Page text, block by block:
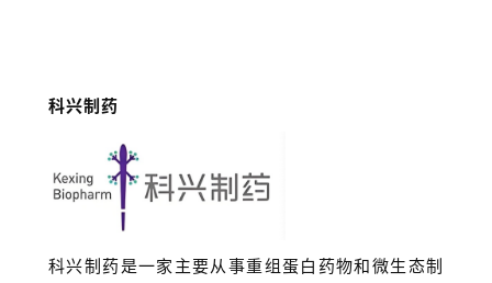
科兴制药
科兴制药是一家主要从事重组蛋白药物和微生态制